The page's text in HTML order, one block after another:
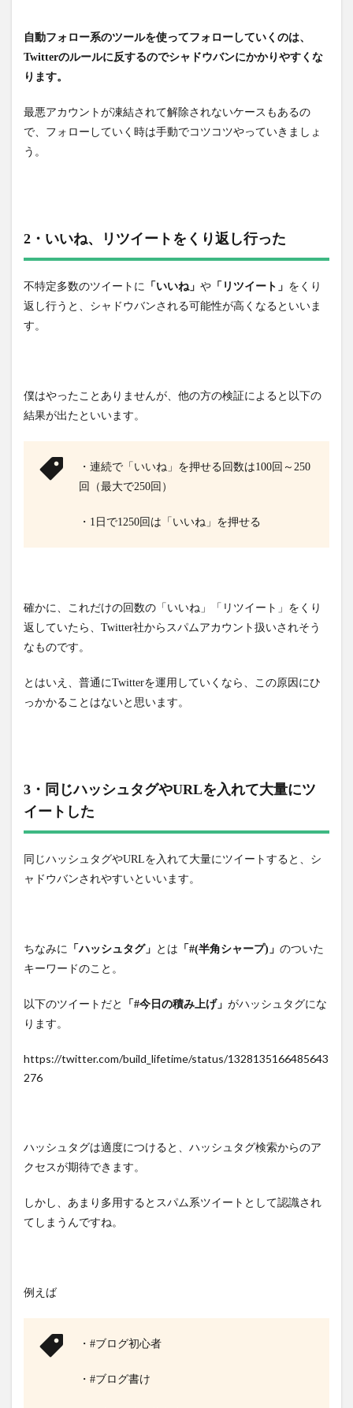
自動フォロー系のツールを使ってフォローしていくのは、
Twitterのルールに反するのでシャドウバンにかかりやすくな
ります。
最悪アカウントが凍結されて解除されないケースもあるの
で、フォローしていく時は手動でコツコツやっていきましょ
う。
2・いいね、リツイートをくり返し行った
不特定多数のツイートに 「いいね」 や 「リツイート」 をくり
返し行うと、シャドウバンされる可能性が高くなるといいま
す。
僕はやったことありませんが、他の方の検証によると以下の
結果が出たといいます。
・連続で「いいね」を押せる回数は100回～250
回（最大で250回）
・1日で1250回は「いいね」を押せる
確かに、これだけの回数の「いいね」「リツイート」をくり
返していたら、Twitter社からスパムアカウント扱いされそう
なものです。
とはいえ、普通にTwitterを運用していくなら、この原因にひ
っかかることはないと思います。
3・同じハッシュタグやURLを入れて大量にツ
イートした
同じハッシュタグやURLを入れて大量にツイートすると、シ
ャドウバンされやすいといいます。
ちなみに 「ハッシュタグ」 とは 「#(半角シャープ)」 のついた
キーワードのこと。
以下のツイートだと 「#今日の積み上げ」 がハッシュタグにな
ります。
https://twitter.com/build_lifetime/status/1328135166485643
276
ハッシュタグは適度につけると、ハッシュタグ検索からのア
クセスが期待できます。
しかし、あまり多用するとスパム系ツイートとして認識され
てしまうんですね。
例えば
・#ブログ初心者
・#ブログ書け